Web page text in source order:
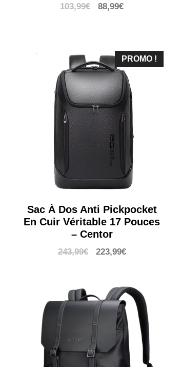
103,99€
Le
103,99€.
88,99€Le
88,99€.
PROMO !
Sac À Dos Anti Pickpocket
En Cuir Véritable 17 Pouces
– Centor
243,99€
Le
était :
243,99€.
223,99€Le
est :
223,99€.